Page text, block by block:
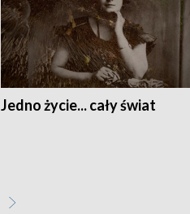
Jedno życie... cały świat